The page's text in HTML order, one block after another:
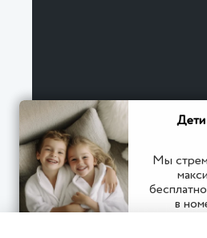
© 2026
Гостевой дом в д.
Дети
Мы
в